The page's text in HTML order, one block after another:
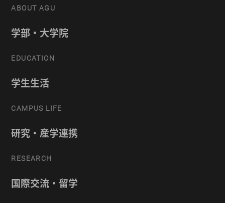
ABOUT AGU
学部・大学院
EDUCATION
学生生活
CAMPUS LIFE
研究・産学連携
RESEARCH
国際交流・留学